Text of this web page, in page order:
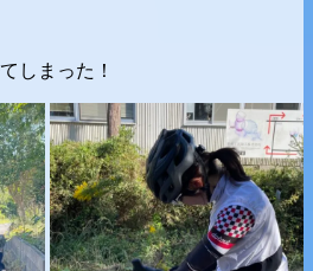
しまった！